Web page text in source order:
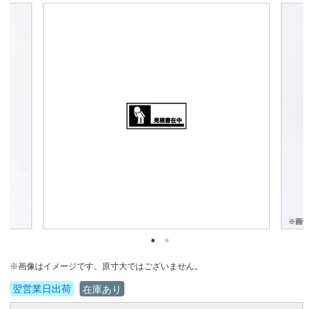
※画像はイメージです。原寸大ではございません。
翌営業日出荷 在庫あり